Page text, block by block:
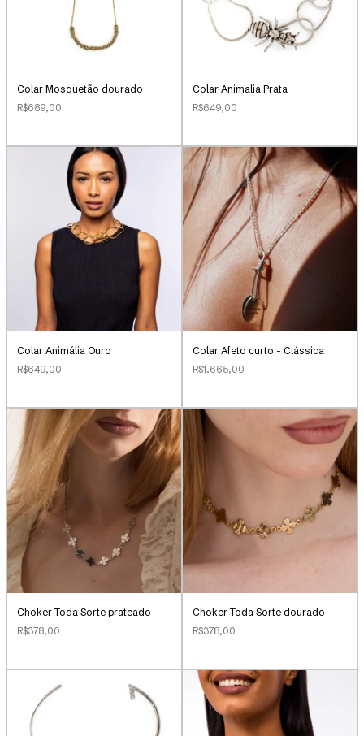
Colar Mosquetão dourado
R$689,00
Colar Animalia Prata
R$649,00
Colar Animália Ouro
R$649,00
Colar Afeto curto - Clássica
R$1.665,00
Choker Toda Sorte prateado
R$378,00
Choker Toda Sorte dourado
R$378,00